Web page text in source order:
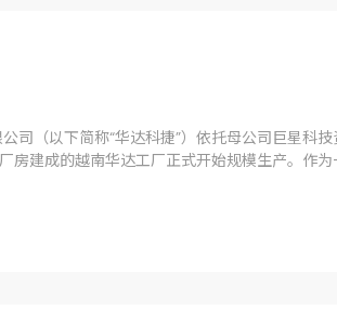
司（以下简称“华达科捷”）依托母公司巨星科技
房建成的越南华达工厂正式开始规模生产。作为
越南设厂这一重要举措标志着华达科捷在扩大全